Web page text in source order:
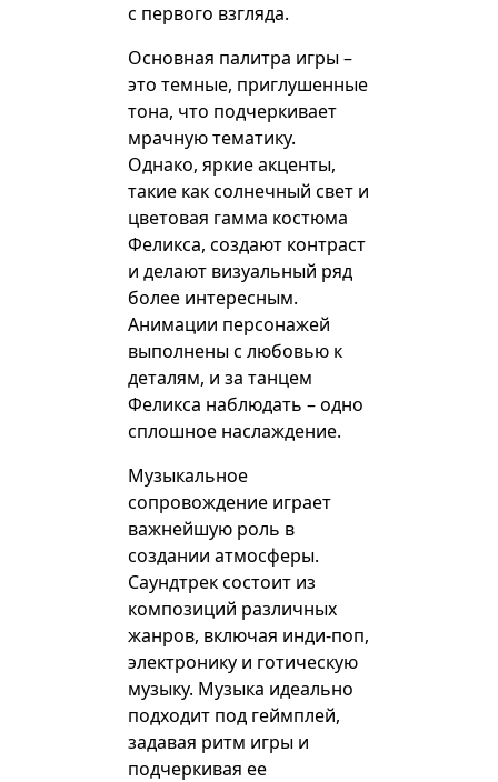
с первого взгляда.
Основная палитра игры –
это темные, приглушенные
тона, что подчеркивает
мрачную тематику.
Однако, яркие акценты,
такие как солнечный свет и
цветовая гамма костюма
Феликса, создают контраст
и делают визуальный ряд
более интересным.
Анимации персонажей
выполнены с любовью к
деталям, и за танцем
Феликса наблюдать – одно
сплошное наслаждение.
Музыкальное
сопровождение играет
важнейшую роль в
создании атмосферы.
Саундтрек состоит из
композиций различных
жанров, включая инди-поп,
электронику и готическую
музыку. Музыка идеально
подходит под геймплей,
задавая ритм игры и
подчеркивая ее